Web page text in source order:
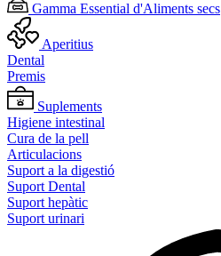
Gamma Essential d'Aliments secs
Aperitius
Dental
Premis
Suplements
Higiene intestinal
Cura de la pell
Articulacions
Suport a la digestió
Suport Dental
Suport hepàtic
Suport urinari